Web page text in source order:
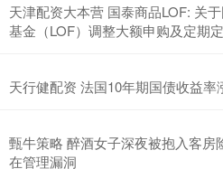
天津配资大本营 国泰商品LOF: 关
基金（LOF）调整大额申购及定期
天行健配资 法国10年期国债收益率
甄牛策略 醉酒女子深夜被抱入客房
在管理漏洞